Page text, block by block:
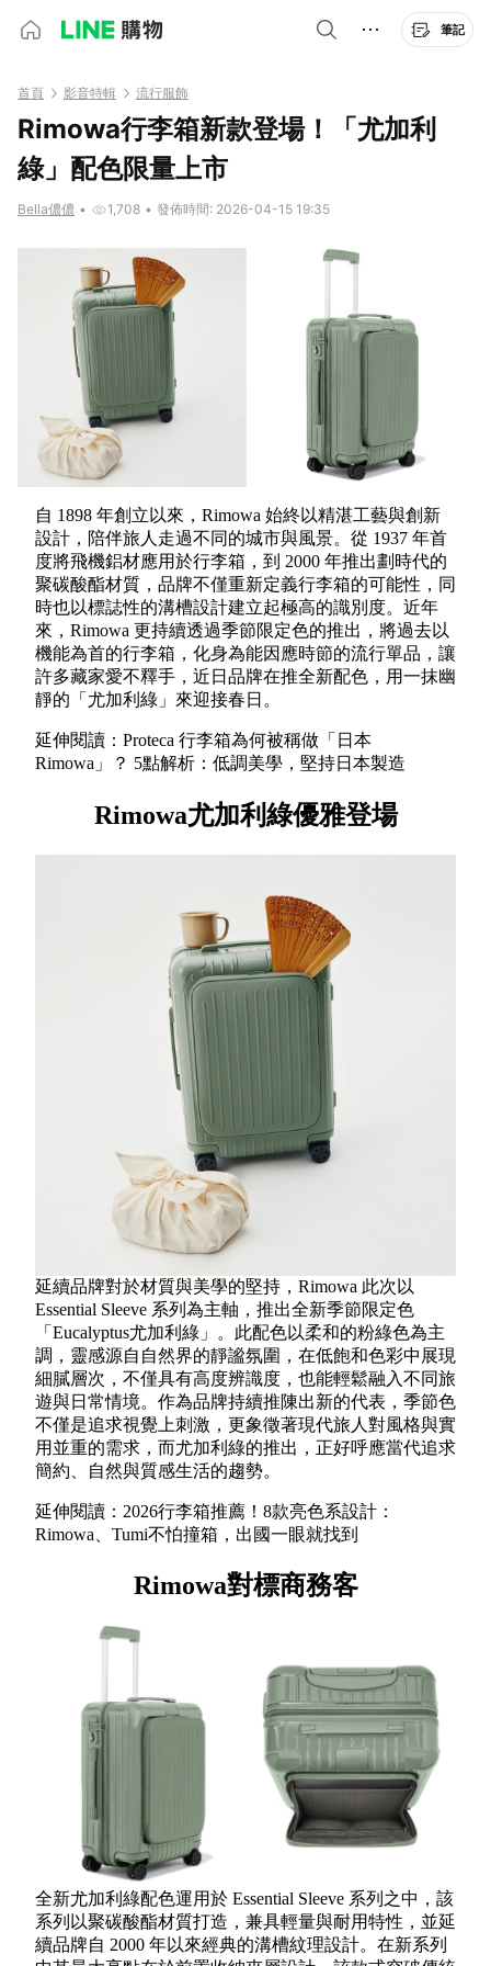
筆記
首頁 影音特輯 流行服飾
Rimowa行李箱新款登場！「尤加利
綠」配色限量上市
Bella儂儂 • 1,708 • 發佈時間: 2026-04-15 19:35
自 1898 年創立以來，Rimowa 始終以精湛工藝與創新
設計，陪伴旅人走過不同的城市與風景。從 1937 年首
度將飛機鋁材應用於行李箱，到 2000 年推出劃時代的
聚碳酸酯材質，品牌不僅重新定義行李箱的可能性，同
時也以標誌性的溝槽設計建立起極高的識別度。近年
來，Rimowa 更持續透過季節限定色的推出，將過去以
機能為首的行李箱，化身為能因應時節的流行單品，讓
許多藏家愛不釋手，近日品牌在推全新配色，用一抹幽
靜的「尤加利綠」來迎接春日。
延伸閱讀：Proteca 行李箱為何被稱做「日本
Rimowa」？ 5點解析：低調美學，堅持日本製造
Rimowa尤加利綠優雅登場
延續品牌對於材質與美學的堅持，Rimowa 此次以
Essential Sleeve 系列為主軸，推出全新季節限定色
「Eucalyptus尤加利綠」。此配色以柔和的粉綠色為主
調，靈感源自自然界的靜謐氛圍，在低飽和色彩中展現
細膩層次，不僅具有高度辨識度，也能輕鬆融入不同旅
遊與日常情境。作為品牌持續推陳出新的代表，季節色
不僅是追求視覺上刺激，更象徵著現代旅人對風格與實
用並重的需求，而尤加利綠的推出，正好呼應當代追求
簡約、自然與質感生活的趨勢。
延伸閱讀：2026行李箱推薦！8款亮色系設計：
Rimowa、Tumi不怕撞箱，出國一眼就找到
Rimowa對標商務客
全新尤加利綠配色運用於 Essential Sleeve 系列之中，該
系列以聚碳酸酯材質打造，兼具輕量與耐用特性，並延
續品牌自 2000 年以來經典的溝槽紋理設計。在新系列